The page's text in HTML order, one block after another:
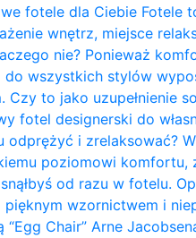
fotele dla Ciebie Fotele
wnętrz, miejsce
nie? Ponieważ
do wszystkich stylów
Czy to jako
fotel designerski do
odprężyć i zrelaksować?
poziomowi
od razu w fotelu.
wzornictwem i
Chair” Arne